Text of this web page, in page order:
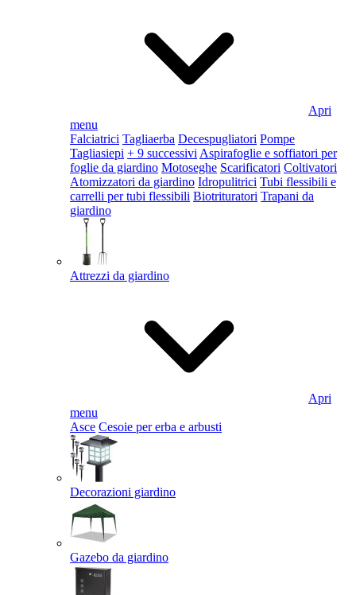
Apri
menu
Falciatrici Tagliaerba Decespugliatori Pompe
Tagliasiepi + 9 successivi Aspirafoglie e soffiatori per
foglie da giardino Motoseghe Scarificatori Coltivatori
Atomizzatori da giardino Idropulitrici Tubi flessibili e
carrelli per tubi flessibili Biotrituratori Trapani da
giardino
Attrezzi da giardino
Apri
menu
Asce Cesoie per erba e arbusti
Decorazioni giardino
Gazebo da giardino